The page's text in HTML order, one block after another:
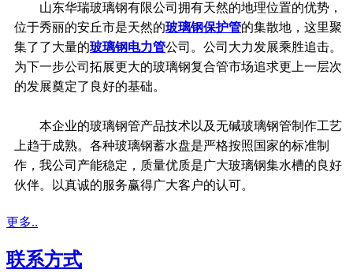
山东华瑞玻璃钢有限公司拥有天然的地理位置的优势，
位于秀丽的安丘市是天然的玻璃钢保护管的集散地，这里聚
集了了大量的玻璃钢电力管公司。公司大力发展乘胜追击。
为下一步公司拓展更大的玻璃钢复合管市场追求更上一层次
的发展奠定了良好的基础。
本企业的玻璃钢管产品技术以及无碱玻璃钢管制作工艺
上趋于成熟。各种玻璃钢蓄水盘是严格按照国家的标准制
作，我公司产能稳定，质量优质是广大玻璃钢集水槽的良好
伙伴。以真诚的服务赢得广大客户的认可。
更多..
联系方式